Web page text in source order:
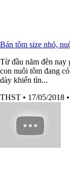
Bán tôm size nhỏ,
Từ đầu năm đên nay
con nuôi tôm đang
dày khiến tìn...
THST • 17/05/2018